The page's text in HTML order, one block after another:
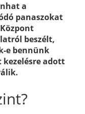
a
panaszokat
beszélt,
e bennünk
kezelésre adott